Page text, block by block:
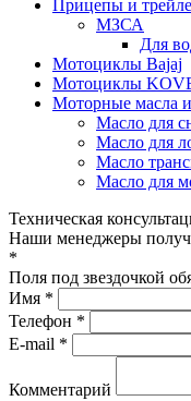
Прицепы и
МЗСА
Для
Мотоциклы Bajaj
Мотоциклы
Моторные масла
Масло для
Масло для
Масло
Масло для
Техническая
Наши менеджеры
*
Поля под звездочкой
Имя *
Телефон *
E-mail *
Комментарий